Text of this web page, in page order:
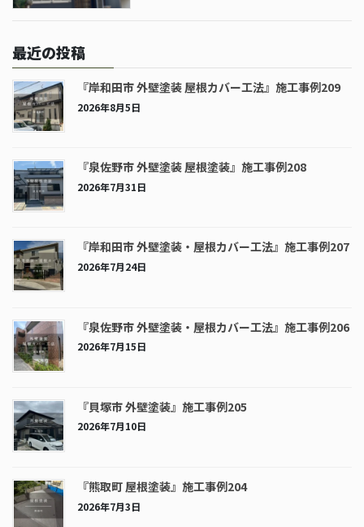
最近の投稿
『岸和田市 外壁塗装 屋根カバー工法』施工事例209
2026年8月5日
『泉佐野市 外壁塗装 屋根塗装』施工事例208
2026年7月31日
『岸和田市 外壁塗装・屋根カバー工法』施工事例207
2026年7月24日
『泉佐野市 外壁塗装・屋根カバー工法』施工事例206
2026年7月15日
『貝塚市 外壁塗装』施工事例205
2026年7月10日
『熊取町 屋根塗装』施工事例204
2026年7月3日